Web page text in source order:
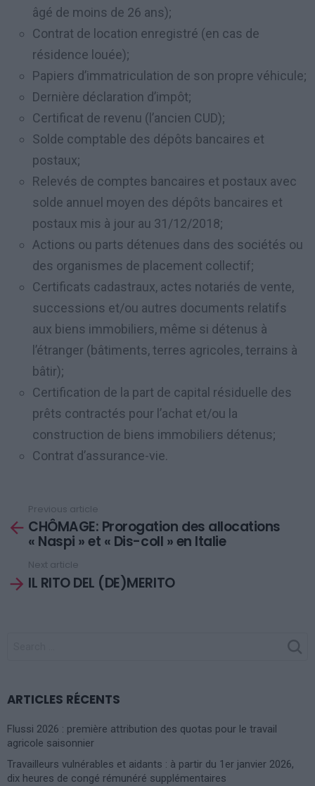
âgé de moins de 26 ans);
Contrat de location enregistré (en cas de
résidence louée);
Papiers d’immatriculation de son propre véhicule;
Dernière déclaration d’impôt;
Certificat de revenu (l’ancien CUD);
Solde comptable des dépôts bancaires et
postaux;
Relevés de comptes bancaires et postaux avec
solde annuel moyen des dépôts bancaires et
postaux mis à jour au 31/12/2018;
Actions ou parts détenues dans des sociétés ou
des organismes de placement collectif;
Certificats cadastraux, actes notariés de vente,
successions et/ou autres documents relatifs
aux biens immobiliers, même si détenus à
l’étranger (bâtiments, terres agricoles, terrains à
bâtir);
Certification de la part de capital résiduelle des
prêts contractés pour l’achat et/ou la
construction de biens immobiliers détenus;
Contrat d’assurance-vie.
more
Previous article
CHÔMAGE: Prorogation des allocations
« Naspi » et « Dis-coll » en Italie
Next article
IL RITO DEL (DE)MERITO
ARTICLES RÉCENTS
Flussi 2026 : première attribution des quotas pour le travail
agricole saisonnier
Travailleurs vulnérables et aidants : à partir du 1er janvier 2026,
dix heures de congé rémunéré supplémentaires